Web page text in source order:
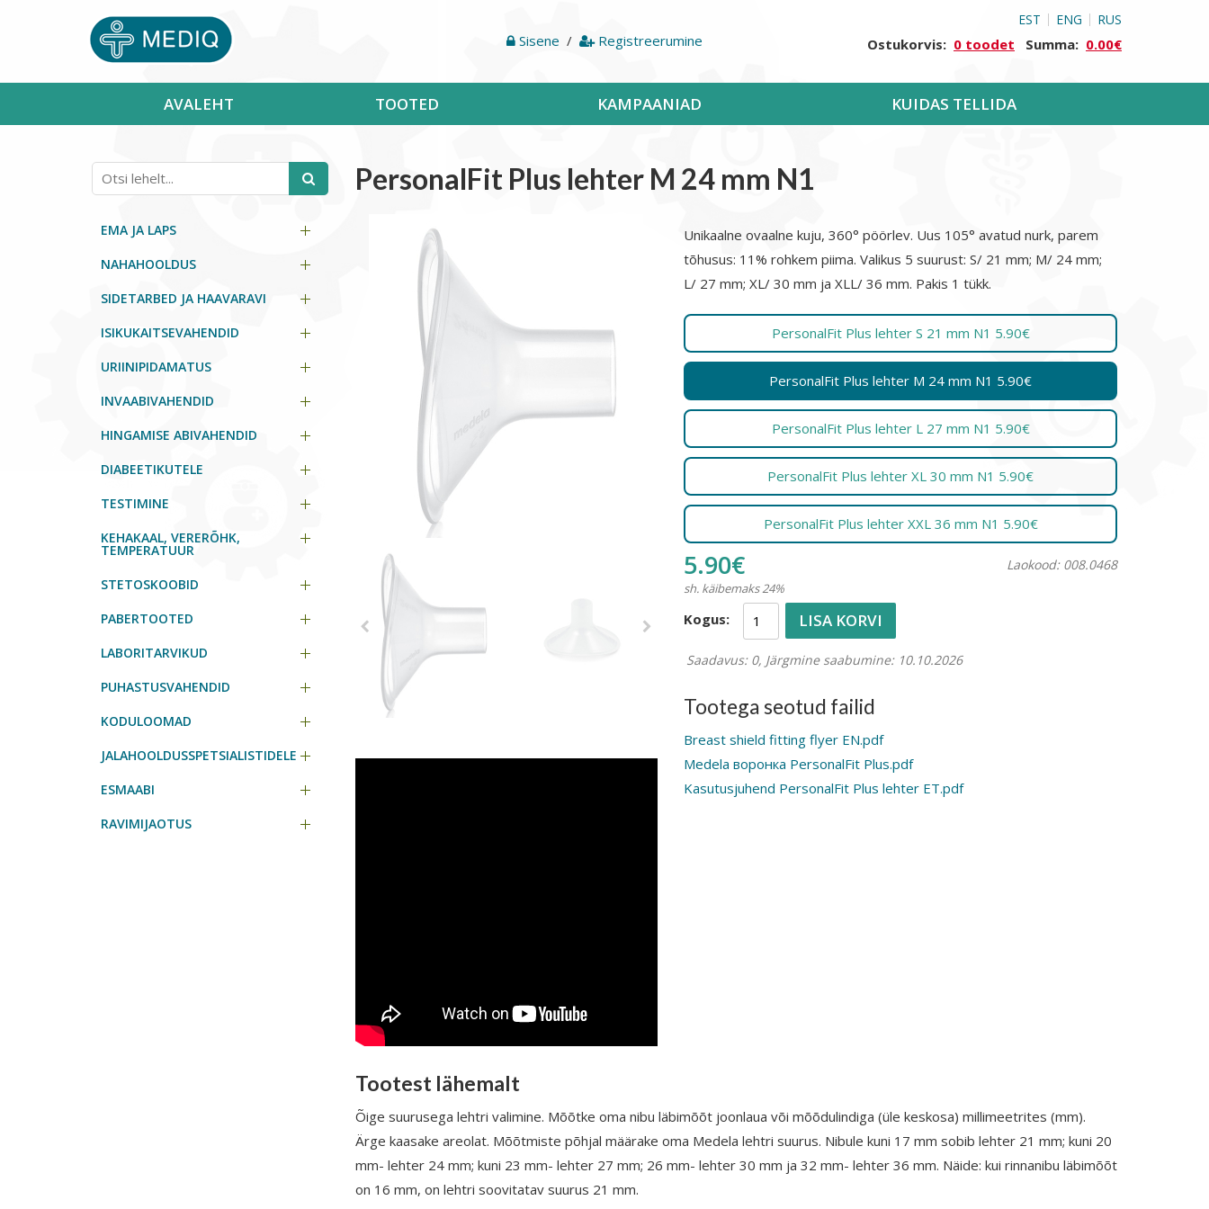
Sisene / Registreerumine
EST ENG RUS
Ostukorvis: 0 toodet Summa: 0.00€
AVALEHT TOOTED KAMPAANIAD KUIDAS TELLIDA
EMA JA LAPS
NAHAHOOLDUS
SIDETARBED JA HAAVARAVI
ISIKUKAITSEVAHENDID
URIINIPIDAMATUS
INVAABIVAHENDID
HINGAMISE ABIVAHENDID
DIABEETIKUTELE
TESTIMINE
KEHAKAAL, VERERÕHK,
TEMPERATUUR
STETOSKOOBID
PABERTOOTED
LABORITARVIKUD
PUHASTUSVAHENDID
KODULOOMAD
JALAHOOLDUSSPETSIALISTIDELE
ESMAABI
RAVIMIJAOTUS
PersonalFit Plus lehter M 24 mm N1
Unikaalne ovaalne kuju, 360° pöörlev. Uus 105° avatud nurk, parem
tõhusus: 11% rohkem piima. Valikus 5 suurust: S/ 21 mm; M/ 24 mm;
L/ 27 mm; XL/ 30 mm ja XLL/ 36 mm. Pakis 1 tükk.
PersonalFit Plus lehter S 21 mm N1 5.90€
PersonalFit Plus lehter M 24 mm N1 5.90€
PersonalFit Plus lehter L 27 mm N1 5.90€
PersonalFit Plus lehter XL 30 mm N1 5.90€
PersonalFit Plus lehter XXL 36 mm N1 5.90€
5.90€ Laokood: 008.0468
sh. käibemaks 24%
Kogus: LISA KORVI
Saadavus: 0, Järgmine saabumine: 10.10.2026
Tootega seotud failid
Breast shield fitting flyer EN.pdf
Medela воронка PersonalFit Plus.pdf
Kasutusjuhend PersonalFit Plus lehter ET.pdf
Tootest lähemalt
Õige suurusega lehtri valimine. Mõõtke oma nibu läbimõõt joonlaua või mõõdulindiga (üle keskosa) millimeetrites (mm).
Ärge kaasake areolat. Mõõtmiste põhjal määrake oma Medela lehtri suurus. Nibule kuni 17 mm sobib lehter 21 mm; kuni 20
mm- lehter 24 mm; kuni 23 mm- lehter 27 mm; 26 mm- lehter 30 mm ja 32 mm- lehter 36 mm. Näide: kui rinnanibu läbimõõt
on 16 mm, on lehtri soovitatav suurus 21 mm.